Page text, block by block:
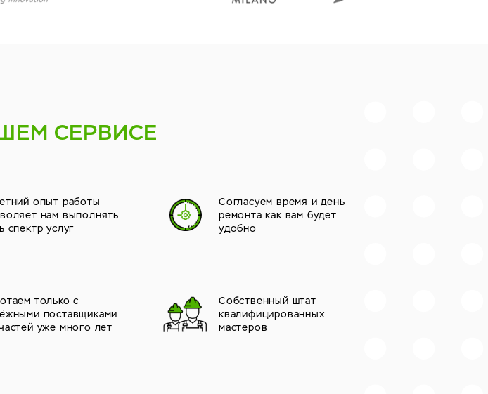
СЕРВИСЕ
опыт работы
нам выполнять
спектр услуг
Согласуем время и день
ремонта как вам будет
удобно
только с
поставщиками
уже много лет
Собственный штат
квалифицированных
мастеров